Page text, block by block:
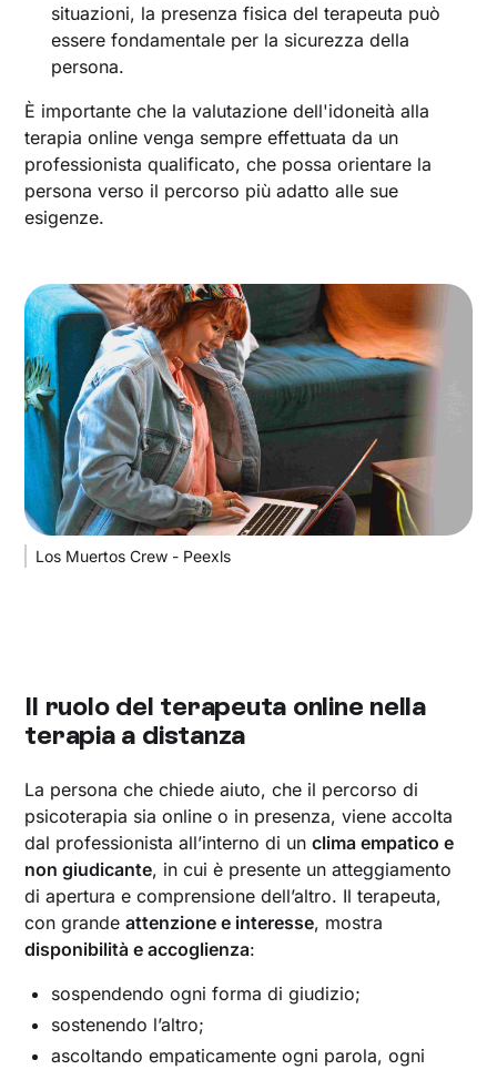
situazioni, la presenza fisica del terapeuta può
essere fondamentale per la sicurezza della
persona.
È importante che la valutazione dell'idoneità alla
terapia online venga sempre effettuata da un
professionista qualificato, che possa orientare la
persona verso il percorso più adatto alle sue
esigenze.
Los Muertos Crew - Peexls
Il ruolo del terapeuta online nella
terapia a distanza
La persona che chiede aiuto, che il percorso di
psicoterapia sia online o in presenza, viene accolta
dal professionista all’interno di unclima empatico e
non giudicante, in cui è presente un atteggiamento
di apertura e comprensione dell’altro. Il terapeuta,
con grandeattenzione e interesse, mostra
disponibilità e accoglienza:
sospendendo ogni forma di giudizio;
sostenendo l’altro;
ascoltando empaticamente ogni parola, ogni